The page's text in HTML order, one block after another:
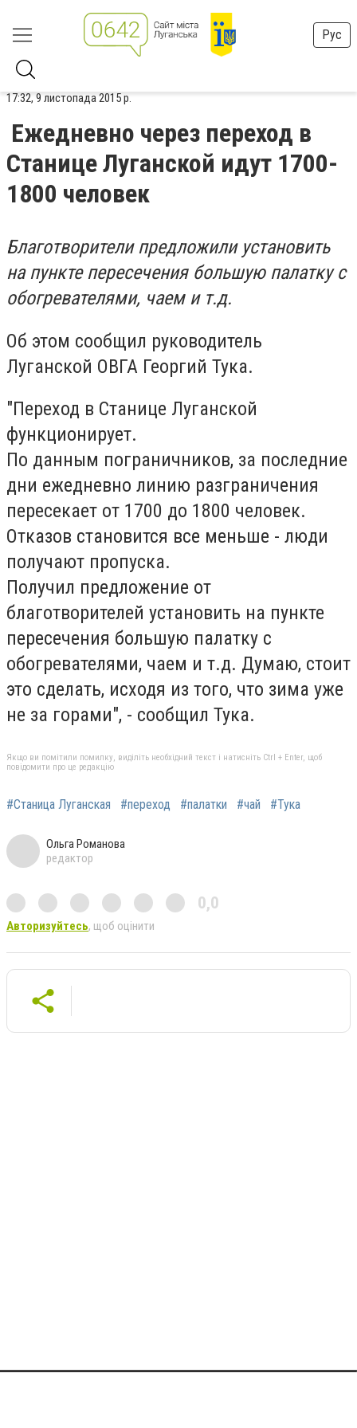
Рус
17:32, 9 листопада 2015 р.
Ежедневно через переход в
Станице Луганской идут 1700-
1800 человек
Благотворители предложили установить
на пункте пересечения большую палатку с
обогревателями, чаем и т.д.
Об этом сообщил руководитель
Луганской ОВГА Георгий Тука.
"Переход в Станице Луганской
функционирует.
По данным пограничников, за последние
дни ежедневно линию разграничения
пересекает от 1700 до 1800 человек.
Отказов становится все меньше - люди
получают пропуска.
Получил предложение от
благотворителей установить на пункте
пересечения большую палатку с
обогревателями, чаем и т.д. Думаю, стоит
это сделать, исходя из того, что зима уже
не за горами", - сообщил Тука.
Якщо ви помітили помилку, виділіть необхідний текст і натисніть Ctrl + Enter, щоб
повідомити про це редакцію
#Станица Луганская #переход #палатки #чай #Тука
Ольга Романова
редактор
0,0
Авторизуйтесь, щоб оцінити